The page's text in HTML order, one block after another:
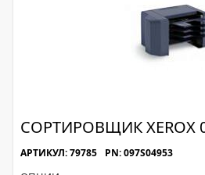
СОРТИРОВЩИК XEROX
АРТИКУЛ: 79785 PN: 097S04953